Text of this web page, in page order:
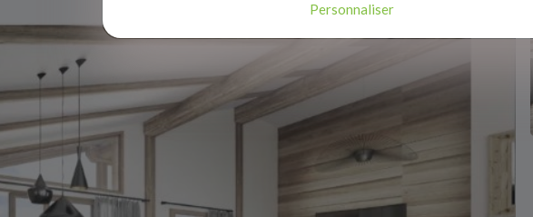
Personnaliser